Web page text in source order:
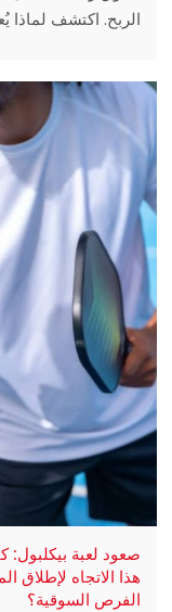
الربح. اكتشف لماذا
صعود لعبة بيكلبول:
هذا الاتجاه لإطلاق
الفرص السوقية؟